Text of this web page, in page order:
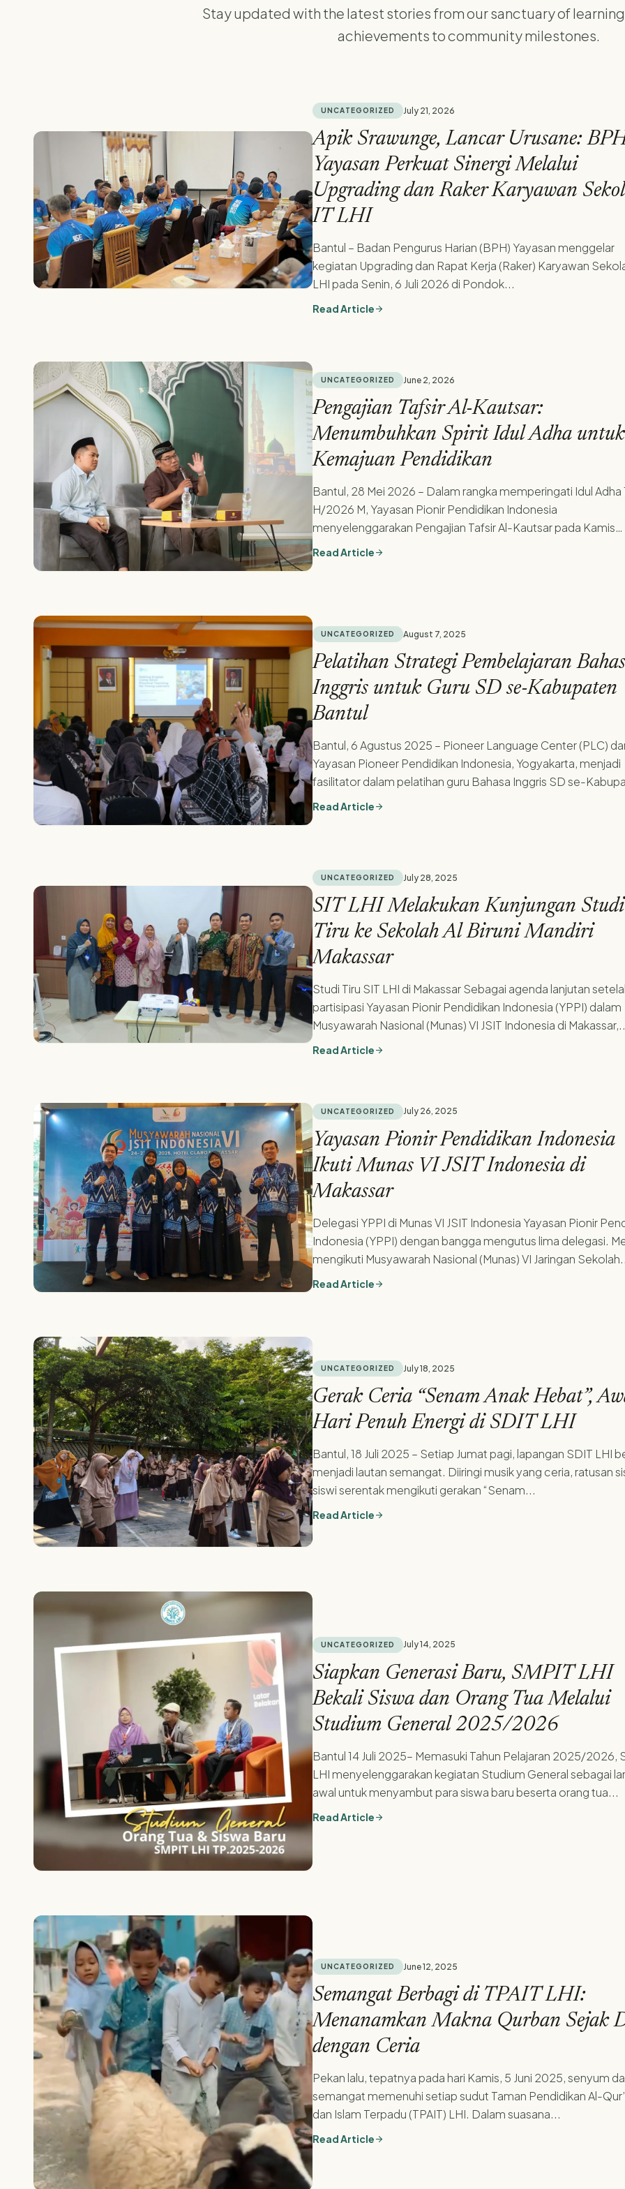
Stay updated with the latest stories from our sanctuary of
achievements to community milestones.
UNCATEGORIZED July 21, 2026
Apik Srawunge, Lancar Urusane:
Yayasan Perkuat Sinergi Melalui
Upgrading dan Raker Karyawan
IT LHI
Bantul – Badan Pengurus Harian (BPH) Yayasan menggelar
kegiatan Upgrading dan Rapat Kerja (Raker) Karyawan
LHI pada Senin, 6 Juli 2026 di Pondok...
Read Articlearrow_forward
UNCATEGORIZED June 2, 2026
Pengajian Tafsir Al-Kautsar:
Menumbuhkan Spirit Idul Adha untuk
Kemajuan Pendidikan
Bantul, 28 Mei 2026 – Dalam rangka memperingati Idul Adha
H/2026 M, Yayasan Pionir Pendidikan Indonesia
menyelenggarakan Pengajian Tafsir Al-Kautsar pada Kamis
(28/5/2026) di...
Read Articlearrow_forward
UNCATEGORIZED August 7, 2025
Pelatihan Strategi Pembelajaran
Inggris untuk Guru SD se-Kabupaten
Bantul
Bantul, 6 Agustus 2025 – Pioneer Language Center (PLC)
Yayasan Pioneer Pendidikan Indonesia, Yogyakarta, menjadi
fasilitator dalam pelatihan guru Bahasa Inggris SD se-
Bantul....
Read Articlearrow_forward
UNCATEGORIZED July 28, 2025
SIT LHI Melakukan Kunjungan Studi
Tiru ke Sekolah Al Biruni Mandiri
Makassar
Studi Tiru SIT LHI di Makassar Sebagai agenda lanjutan
partisipasi Yayasan Pionir Pendidikan Indonesia (YPPI) dalam
Musyawarah Nasional (Munas) VI JSIT Indonesia di
Read Articlearrow_forward
UNCATEGORIZED July 26, 2025
Yayasan Pionir Pendidikan Indonesia
Ikuti Munas VI JSIT Indonesia di
Makassar
Delegasi YPPI di Munas VI JSIT Indonesia Yayasan Pionir
Indonesia (YPPI) dengan bangga mengutus lima delegasi.
mengikuti Musyawarah Nasional (Munas) VI Jaringan
Read Articlearrow_forward
UNCATEGORIZED July 18, 2025
Gerak Ceria “Senam Anak Hebat”,
Hari Penuh Energi di SDIT LHI
Bantul, 18 Juli 2025 – Setiap Jumat pagi, lapangan SDIT LHI
menjadi lautan semangat. Diiringi musik yang ceria, ratusan
siswi serentak mengikuti gerakan “Senam...
Read Articlearrow_forward
UNCATEGORIZED July 14, 2025
Siapkan Generasi Baru, SMPIT LHI
Bekali Siswa dan Orang Tua Melalui
Studium General 2025/2026
Bantul 14 Juli 2025– Memasuki Tahun Pelajaran 2025/2026,
LHI menyelenggarakan kegiatan Studium General sebagai
awal untuk menyambut para siswa baru beserta orang tua...
Read Articlearrow_forward
UNCATEGORIZED June 12, 2025
Semangat Berbagi di TPAIT LHI:
Menanamkan Makna Qurban Sejak
dengan Ceria
Pekan lalu, tepatnya pada hari Kamis, 5 Juni 2025, senyum
semangat memenuhi setiap sudut Taman Pendidikan Al-
dan Islam Terpadu (TPAIT) LHI. Dalam suasana...
Read Articlearrow_forward